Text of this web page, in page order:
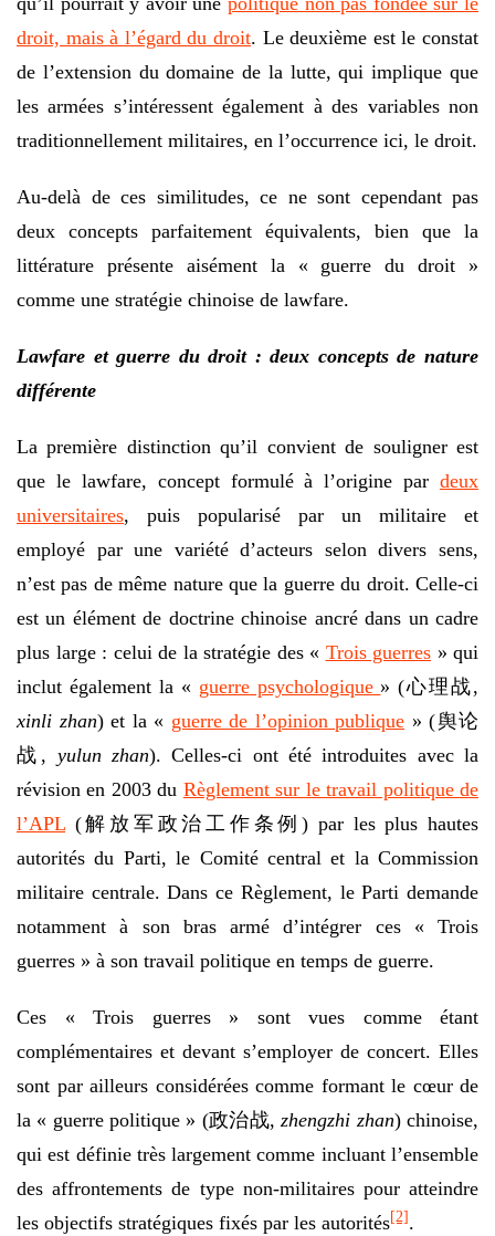
droit, mais à l’égard du droit. Le deuxième est le constat
de l’extension du domaine de la lutte, qui implique que
les armées s’intéressent également à des variables non
traditionnellement militaires, en l’occurrence ici, le droit.
Au-delà de ces similitudes, ce ne sont cependant pas
deux concepts parfaitement équivalents, bien que la
littérature présente aisément la « guerre du droit »
comme une stratégie chinoise de lawfare.
Lawfare et guerre du droit : deux concepts de nature
différente
La première distinction qu’il convient de souligner est
que le lawfare, concept formulé à l’origine par deux
universitaires, puis popularisé par un militaire et
employé par une variété d’acteurs selon divers sens,
n’est pas de même nature que la guerre du droit. Celle-ci
est un élément de doctrine chinoise ancré dans un cadre
plus large : celui de la stratégie des « Trois guerres » qui
inclut également la « guerre psychologique » (心理战,
xinli zhan) et la « guerre de l’opinion publique » (舆论
战, yulun zhan). Celles-ci ont été introduites avec la
révision en 2003 du Règlement sur le travail politique de
l’APL (解放军政治工作条例) par les plus hautes
autorités du Parti, le Comité central et la Commission
militaire centrale. Dans ce Règlement, le Parti demande
notamment à son bras armé d’intégrer ces « Trois
guerres » à son travail politique en temps de guerre.
Ces « Trois guerres » sont vues comme étant
complémentaires et devant s’employer de concert. Elles
sont par ailleurs considérées comme formant le cœur de
la « guerre politique » (政治战,zhengzhi zhan) chinoise,
qui est définie très largement comme incluant l’ensemble
des affrontements de type non-militaires pour atteindre
les objectifs stratégiques fixés par les autorités[2].